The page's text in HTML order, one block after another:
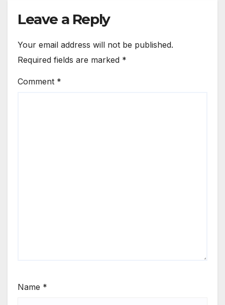
Leave a Reply
Your email address will not be published.
Required fields are marked *
Comment *
Name *